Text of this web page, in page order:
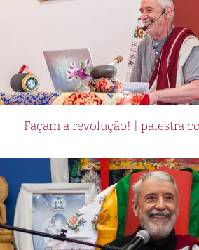
Façam a revolução! | palestra